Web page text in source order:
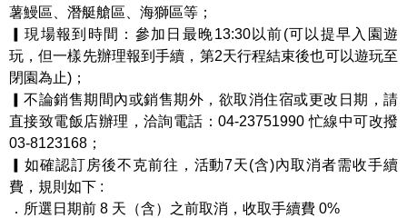
薯鰻區、潛艇艙區、海獅區等；
▎現場報到時間：參加日最晚13:30以前(可以提早入園遊
玩，但一樣先辦理報到手續，第2天行程結束後也可以遊玩至
閉園為止)；
▎不論銷售期間內或銷售期外，欲取消住宿或更改日期，請
直接致電飯店辦理，洽詢電話：04-23751990 忙線中可改撥
03-8123168；
▎如確認訂房後不克前往，活動7天(含)內取消者需收手續
費，規則如下 :
．所選日期前 8 天（含）之前取消，收取手續費 0%